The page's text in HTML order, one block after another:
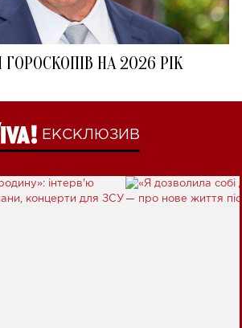
ГОРОСКОПІВ НА 2026 РІК
ЕКСКЛЮЗИВ